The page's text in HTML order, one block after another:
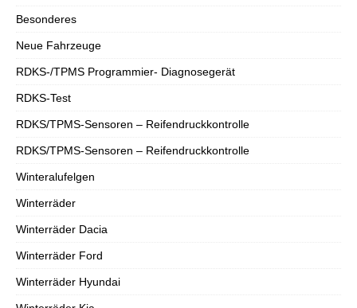
Besonderes
Neue Fahrzeuge
RDKS-/TPMS Programmier- Diagnosegerät
RDKS-Test
RDKS/TPMS-Sensoren – Reifendruckkontrolle
RDKS/TPMS-Sensoren – Reifendruckkontrolle
Winteralufelgen
Winterräder
Winterräder Dacia
Winterräder Ford
Winterräder Hyundai